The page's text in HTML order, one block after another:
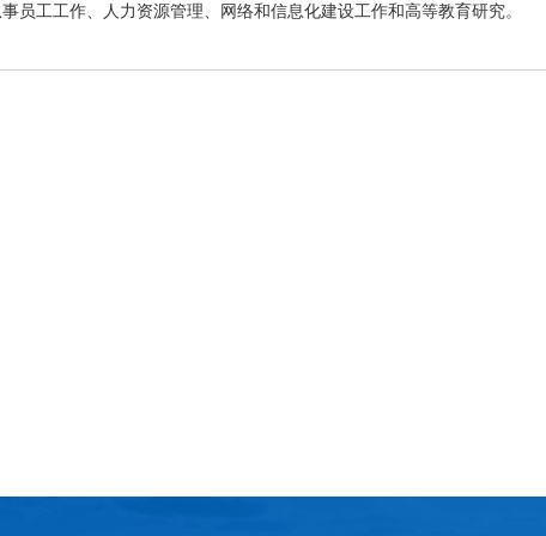
员工工作、人力资源管理、网络和信息化建设工作和高等教育研究。